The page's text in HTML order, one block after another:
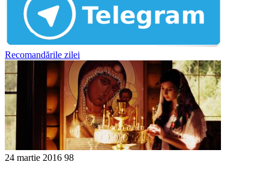
Recomandările zilei
24 martie 2016 98